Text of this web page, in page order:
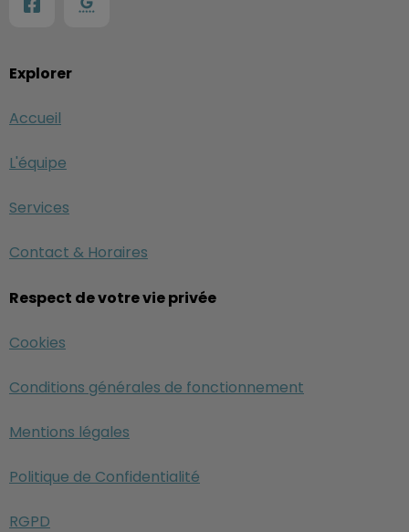
Explorer
Accueil
L'équipe
Services
Contact & Horaires
Respect de votre vie privée
Cookies
Conditions générales de fonctionnement
Mentions légales
Politique de Confidentialité
RGPD